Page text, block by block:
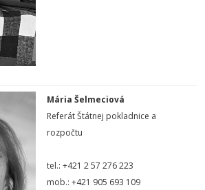
Mária Šelmeciová
Referát Štátnej pokladnice a
rozpočtu
tel.: +421 2 57 276 223
mob.: +421 905 693 109